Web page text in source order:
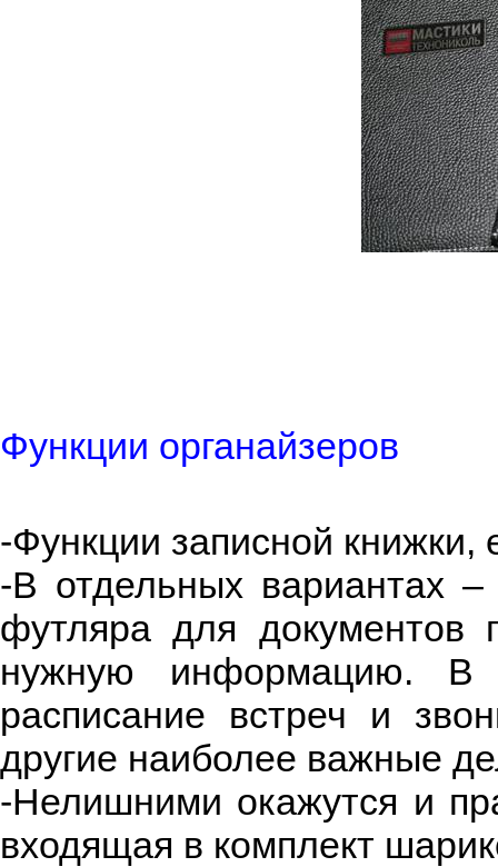
Функции органайзеров
-Функции записной книжки,
-В отдельных вариантах
футляра для
нужную информацию. В
расписание встреч и
другие наиболее важные
-Нелишними окажутся и
входящая в комплект